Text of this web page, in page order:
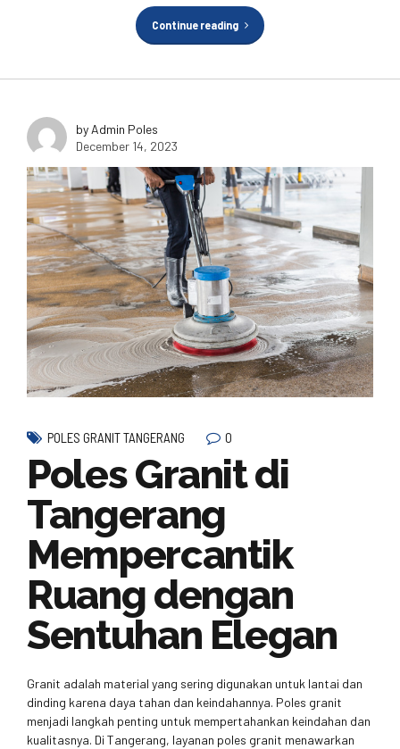
Continue reading
by Admin Poles
December 14, 2023
POLES GRANIT TANGERANG 0
Poles Granit di
Tangerang
Mempercantik
Ruang dengan
Sentuhan Elegan
Granit adalah material yang sering digunakan untuk lantai dan
dinding karena daya tahan dan keindahannya. Poles granit
menjadi langkah penting untuk mempertahankan keindahan dan
kualitasnya. Di Tangerang, layanan poles granit menawarkan